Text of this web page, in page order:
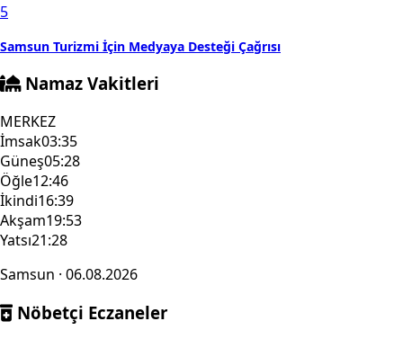
5
Samsun Turizmi İçin Medyaya Desteği Çağrısı
Namaz Vakitleri
MERKEZ
İmsak03:35
Güneş05:28
Öğle12:46
İkindi16:39
Akşam19:53
Yatsı21:28
Samsun · 06.08.2026
Nöbetçi Eczaneler